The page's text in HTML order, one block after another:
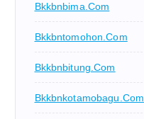
Bkkbnbima.com
Bkkbntomohon.com
Bkkbnbitung.com
Bkkbnkotamobagu.com